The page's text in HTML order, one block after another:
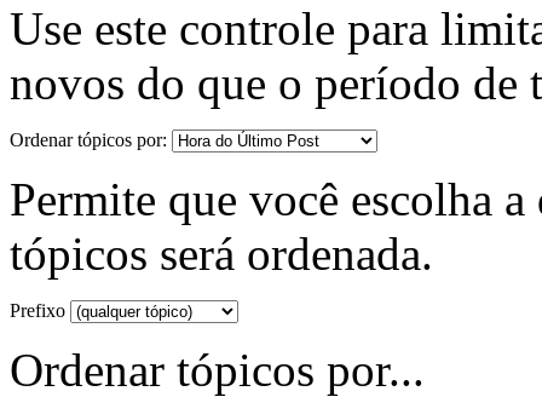
Use este controle para
novos do que o período de
Ordenar tópicos por:
Permite que você escolha
tópicos será ordenada.
Prefixo
Ordenar tópicos por...